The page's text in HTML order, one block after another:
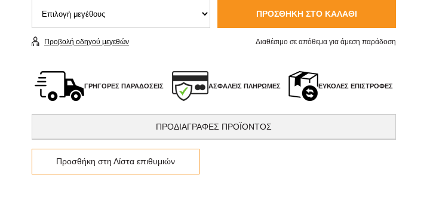
ΠΡΟΣΘΉΚΗ ΣΤΟ ΚΑΛΆΘΙ
Διαθέσιμο σε απόθεμα για άμεση παράδοση
Προβολή οδηγού μεγεθών
ΓΡΉΓΟΡΕΣ ΠΑΡΑΔΌΣΕΙΣ ΑΣΦΑΛΕΊΣ ΠΛΗΡΩΜΈΣ ΕΎΚΟΛΕΣ ΕΠΙΣΤΡΟΦΈΣ
ΠΡΟΔΙΑΓΡΑΦΕΣ ΠΡΟΪΟΝΤΟΣ
Προσθήκη στη Λίστα επιθυμιών